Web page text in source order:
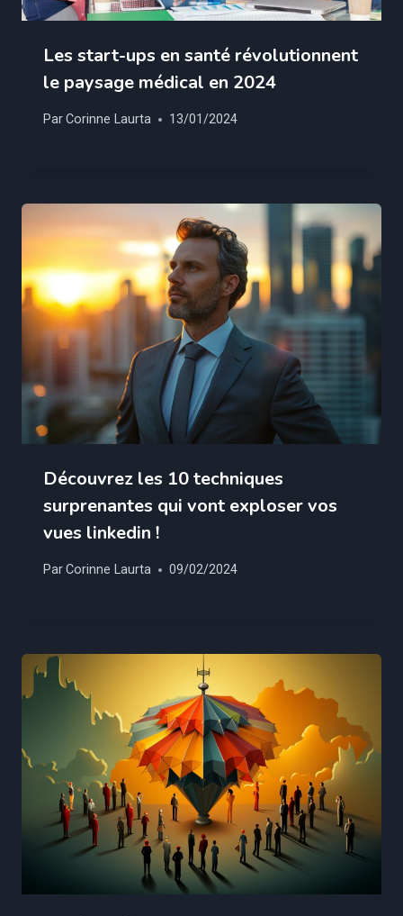
Les start-ups en santé révolutionnent
le paysage médical en 2024
ParCorinne Laurta 13/01/2024
Découvrez les 10 techniques
surprenantes qui vont exploser vos
vues linkedin !
ParCorinne Laurta 09/02/2024